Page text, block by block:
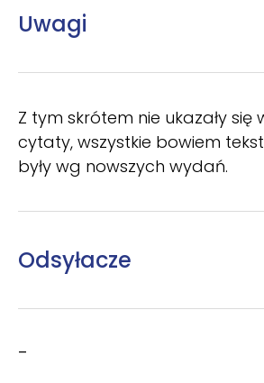
Uwagi
Z tym skrótem nie ukazały się
cytaty, wszystkie bowiem
były wg nowszych wydań.
Odsyłacze
–